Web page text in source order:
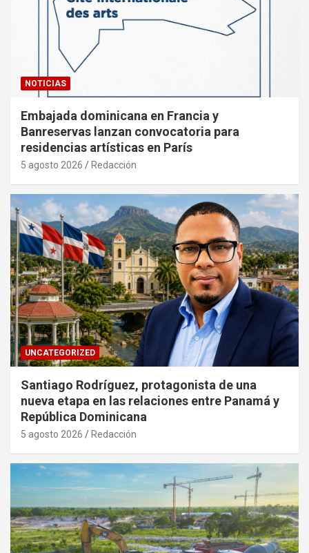
NOTICIAS
Embajada dominicana en Francia y
Banreservas lanzan convocatoria para
residencias artísticas en París
5 agosto 2026 Redacción
UNCATEGORIZED
Santiago Rodríguez, protagonista de una
nueva etapa en las relaciones entre Panamá y
República Dominicana
5 agosto 2026 Redacción